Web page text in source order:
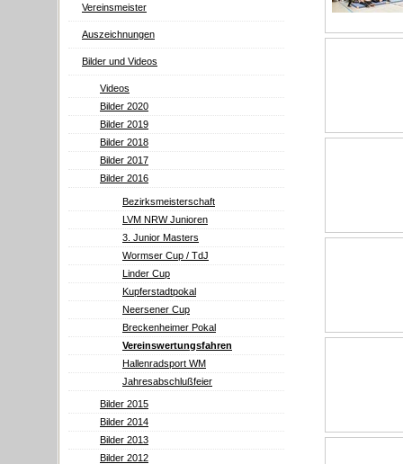
Vereinsmeister
Auszeichnungen
Bilder und Videos
Videos
Bilder 2020
Bilder 2019
Bilder 2018
Bilder 2017
Bilder 2016
Bezirksmeisterschaft
LVM NRW Junioren
3. Junior Masters
Wormser Cup / TdJ
Linder Cup
Kupferstadtpokal
Neersener Cup
Breckenheimer Pokal
Vereinswertungsfahren
Hallenradsport WM
Jahresabschlußfeier
Bilder 2015
Bilder 2014
Bilder 2013
Bilder 2012